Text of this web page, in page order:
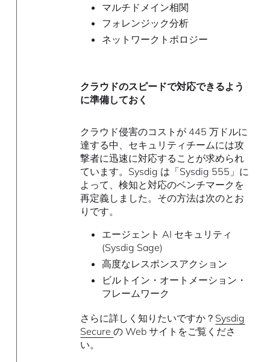
マルチドメイン相関
フォレンジック分析
ネットワークトポロジー
クラウドのスピードで対応できるよう
に準備しておく
クラウド侵害のコストが 445 万ドルに
達する中、セキュリティチームには攻
撃者に迅速に対応することが求められ
ています。Sysdig は「Sysdig 555」に
よって、検知と対応のベンチマークを
再定義しました。その方法は次のとお
りです。
エージェント AI セキュリティ
(Sysdig Sage)
高度なレスポンスアクション
ビルトイン・オートメーション・
フレームワーク
さらに詳しく知りたいですか？ Sysdig
Secureの Web サイトをご覧くださ
い。